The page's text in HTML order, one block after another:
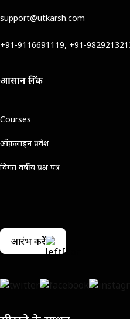
support@utkarsh.com
+91-9116691119, +91-
आसान लिंक
Courses
ऑफ़लाइन प्रवेश
विगत वर्षीय प्रश्न पत्र
आरंभ करें